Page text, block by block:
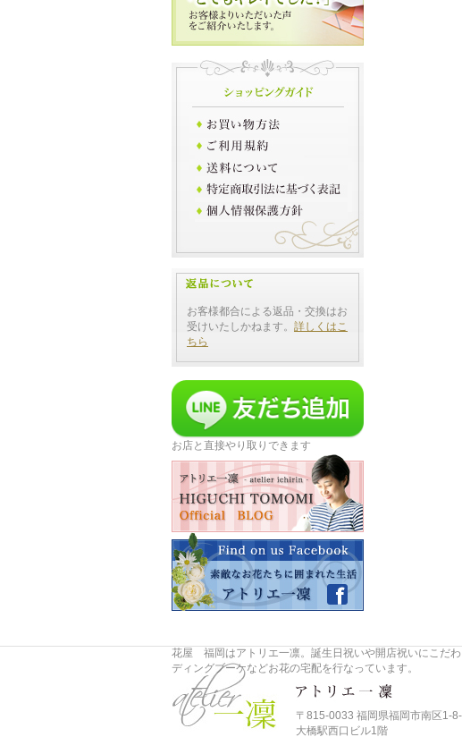
お客様都合による返品・交換はお
受けいたしかねます。 詳しくはこ
ちら
お店と直接やり取りできます
〒815-0033 福岡県福岡市南区1-
大橋駅西口ビル1階
花屋 福岡はアトリエ一凛。誕生日祝いや開店祝いにこだ
ディングブーケなどお花の宅配を行なっています。